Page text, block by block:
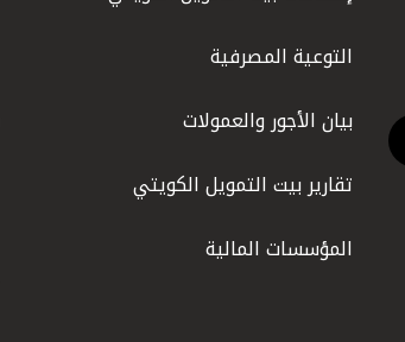
التوعية المصرفية
بيان الأجور والعمولات
تقارير بيت التمويل الكويتي
المؤسسات المالية